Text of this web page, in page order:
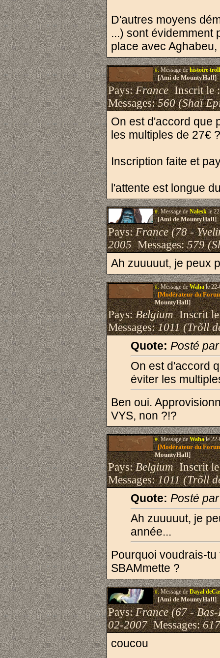
D'autres moyens
...) sont évidemment
place avec
#.Message dehistoire troll
[Ami de MountyHall]
Pays:FranceInscrit le
Messages:560 (Shaï
On est d'accord que
les multiples de 27€
Inscription faite et
l'attente est longue
#.Message deNaleskle
[Ami de MountyHall]
Pays:France (78 -
2005Messages:579
Ah zuuuuut, je peux
#.Message deWahale 22-
[Modérateur du
MountyHall]
Pays:BelgiumInscrit
Messages:1011 (Trõll
Quote: Posté
On est d'accord
éviter les
Ben oui.
VYS, non ?!?
#.Message deWahale 22-
[Modérateur du
MountyHall]
Pays:BelgiumInscrit
Messages:1011 (Trõll
Quote: Posté
Ah zuuuuut, je
année...
Pourquoi voudrais-
SBAMmette ?
#.Message deDayal
[Ami de MountyHall]
Pays:France (67 -
02-2007Messages:
coucou